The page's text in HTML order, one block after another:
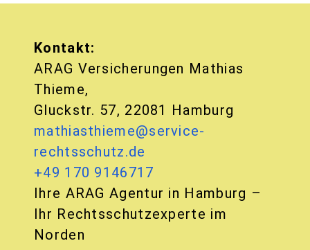
Kontakt:
ARAG Versicherungen Mathias
Thieme,
Gluckstr. 57, 22081 Hamburg
mathiasthieme@service-
rechtsschutz.de
+49 170 9146717
Ihre ARAG Agentur in Hamburg –
Ihr Rechtsschutzexperte im
Norden